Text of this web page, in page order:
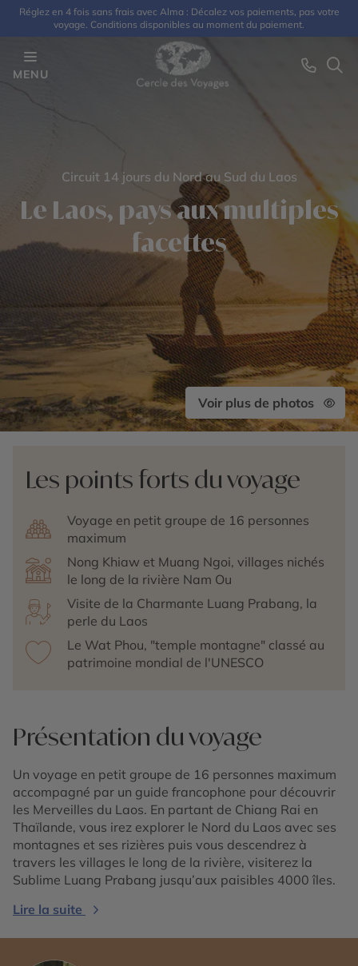
Réglez en 4 fois sans frais avec Alma : Décalez vos paiements, pas votre
voyage. Conditions disponibles au moment du paiement.
MENU
Circuit 14 jours du Nord au Sud du Laos
Le Laos, pays aux multiples
facettes
Voir plus de photos
Les points forts du voyage
Voyage en petit groupe de 16 personnes
maximum
Nong Khiaw et Muang Ngoi, villages nichés
le long de la rivière Nam Ou
Visite de la Charmante Luang Prabang, la
perle du Laos
Le Wat Phou, "temple montagne" classé au
patrimoine mondial de l'UNESCO
Présentation du voyage
Un voyage en petit groupe de 16 personnes maximum
accompagné par un guide francophone pour découvrir
les Merveilles du Laos. En partant de Chiang Rai en
Thaïlande, vous irez explorer le Nord du Laos avec ses
montagnes et ses rizières puis vous descendrez à
travers les villages le long de la rivière, visiterez la
Sublime Luang Prabang jusqu’aux paisibles 4000 îles.
Lire la suite